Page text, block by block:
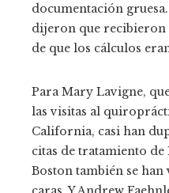
documentación
dijeron que recibieron
de que los cálculos
Para Mary Lavigne,
las visitas al
California, casi han
citas de tratamiento de
Boston también se